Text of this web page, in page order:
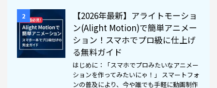
2
【2026年最新】アライトモーショ
ン(Alight Motion)で簡単アニメー
ション！スマホでプロ級に仕上げ
る無料ガイド
はじめに：「スマホでプロみたいなアニメー
ションを作ってみたいにゃ！」 スマートフォ
ンの普及により、今や誰でも手軽に動画制作